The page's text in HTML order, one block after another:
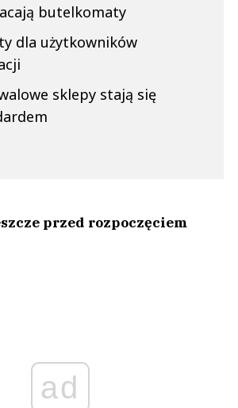
butelkomaty
dla użytkowników
sklepy stają się
przed rozpoczęciem
ad